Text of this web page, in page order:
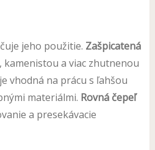
jeho použitie. Zašpicatená
a viac zhutnenou
vhodná na prácu s ľahšou
materiálmi. Rovná čepeľ
a presekávacie